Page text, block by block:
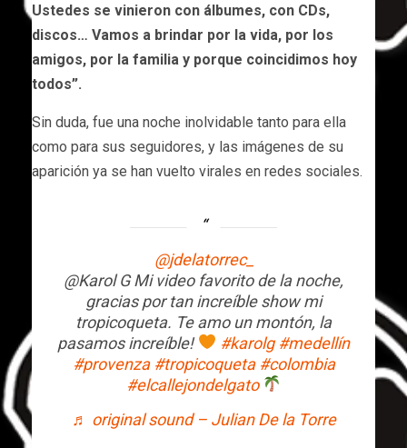
Ustedes se vinieron con álbumes, con CDs,
discos… Vamos a brindar por la vida, por los
amigos, por la familia y porque coincidimos hoy
todos”.
Sin duda, fue una noche inolvidable tanto para ella
como para sus seguidores, y las imágenes de su
aparición ya se han vuelto virales en redes sociales.
@jdelatorrec_
@Karol G Mi video favorito de la noche,
gracias por tan increíble show mi
tropicoqueta. Te amo un montón, la
pasamos increíble!
#karolg #medellín
#provenza #tropicoqueta #colombia
#elcallejondelgato
♬ original sound – Julian De la Torre